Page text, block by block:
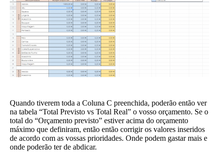
Quando tiverem toda a Coluna C preenchida, poderão então ver
na tabela “Total Previsto vs Total Real” o vosso orçamento. Se o
total do “Orçamento previsto” estiver acima do orçamento
máximo que definiram, então então corrigir os valores inseridos
de acordo com as vossas prioridades. Onde podem gastar mais e
onde poderão ter de abdicar.